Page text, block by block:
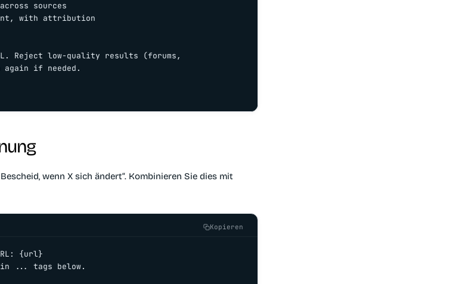
sources
with attribution
Reject low-quality results (forums,
again if needed.
wenn X sich ändert“. Kombinieren Sie dies mit
Kopieren
{url}
... tags below.